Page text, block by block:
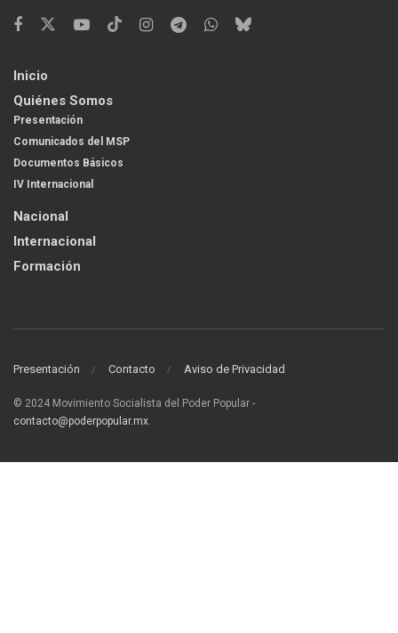
Inicio
Quiénes Somos
Presentación
Comunicados del MSP
Documentos Básicos
IV Internacional
Nacional
Internacional
Formación
Presentación Contacto Aviso de Privacidad
© 2024 Movimiento Socialista del Poder Popular -
contacto@poderpopular.mx.